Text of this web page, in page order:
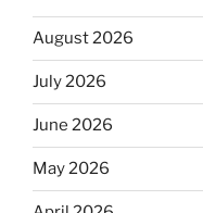
August 2026
July 2026
June 2026
May 2026